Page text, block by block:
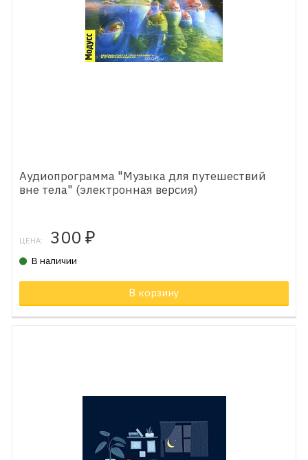
Аудиопрограмма "Музыка для путешествий
вне тела" (электронная версия)
ЦЕНА: 300 ₽
В наличии
В корзину